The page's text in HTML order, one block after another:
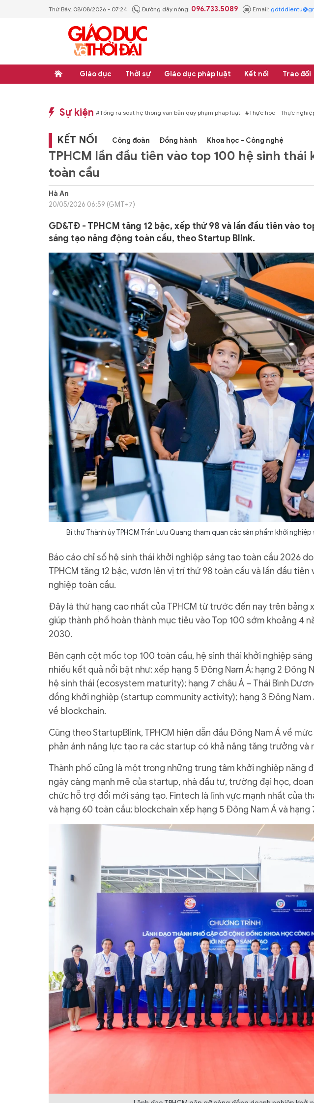
Thứ Bảy, 08/08/2026 - 07:24 Đường dây nóng: 096.733.5089 Email:
Giáo dục Thời sự Giáo dục pháp luật Kết nối Trao đổi
Sự kiện
#Thực học - Thực nghiệp #Tổng rà soát hệ thống văn bản quy phạm pháp luật #Thực học - Thực
KẾT NỐI Công đoàn Đồng hành Khoa học - Công nghệ
TPHCM lần đầu tiên vào top 100 hệ sinh
toàn cầu
Hà An
20/05/2026 06:59 (GMT+7)
GD&TĐ - TPHCM tăng 12 bậc, xếp thứ 98 và lần đầu tiên vào
sáng tạo năng động toàn cầu, theo Startup Blink.
Bí thư Thành ủy TPHCM Trần Lưu Quang tham quan các sản phẩm khởi
Báo cáo chỉ số hệ sinh thái khởi nghiệp sáng tạo toàn cầu 2026
TPHCM tăng 12 bậc, vươn lên vị trí thứ 98 toàn cầu và lần đầu
nghiệp toàn cầu.
Đây là thứ hạng cao nhất của TPHCM từ trước đến nay trên bảng
giúp thành phố hoàn thành mục tiêu vào Top 100 sớm khoảng 4
2030.
Bên cạnh cột mốc top 100 toàn cầu, hệ sinh thái khởi nghiệp
nhiều kết quả nổi bật như: xếp hạng 5 Đông Nam Á; hạng 2 Đông
hệ sinh thái (ecosystem maturity); hạng 7 châu Á – Thái Bình
đồng khởi nghiệp (startup community activity); hạng 3 Đông Nam
về blockchain.
Cũng theo StartupBlink, TPHCM hiện dẫn đầu Đông Nam Á về
phản ánh năng lực tạo ra các startup có khả năng tăng trưởng
Thành phố cũng là một trong những trung tâm khởi nghiệp năng
ngày càng mạnh mẽ của startup, nhà đầu tư, trường đại học,
chức hỗ trợ đổi mới sáng tạo. Fintech là lĩnh vực mạnh nhất của
và hạng 60 toàn cầu; blockchain xếp hạng 5 Đông Nam Á và hạng